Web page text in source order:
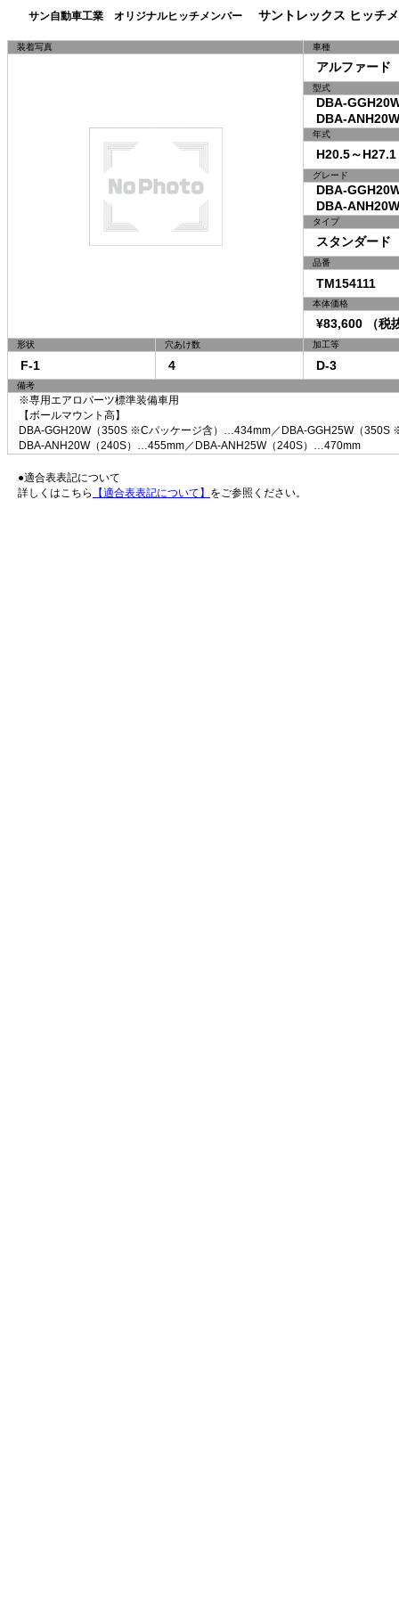
サン自動車工業 オリジナルヒッチメンバー サントレックス ヒッチ
装着写真 車種
アルファード
型式
DBA-
DBA-
年式
H20.5～H27.1
グレード
DBA-
DBA-ANH20W
タイプ
スタンダード
品番
TM154111
本体価格
¥83,600 （税
形状 穴あけ数 加工等
F-1 4 D-3
備考
※専用エアロパーツ標準装備車用
【ボールマウント高】
DBA-GGH20W（350S ※Cパッケージ含）…434mm／DBA-GGH25W（350S
DBA-ANH20W（240S）…455mm／DBA-ANH25W（240S）…470mm
●適合表表記について
詳しくはこちら
【適合表表記について】 をご参照ください。